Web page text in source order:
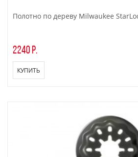
Полотно по дереву Milwaukee
2240 р.
КУПИТЬ